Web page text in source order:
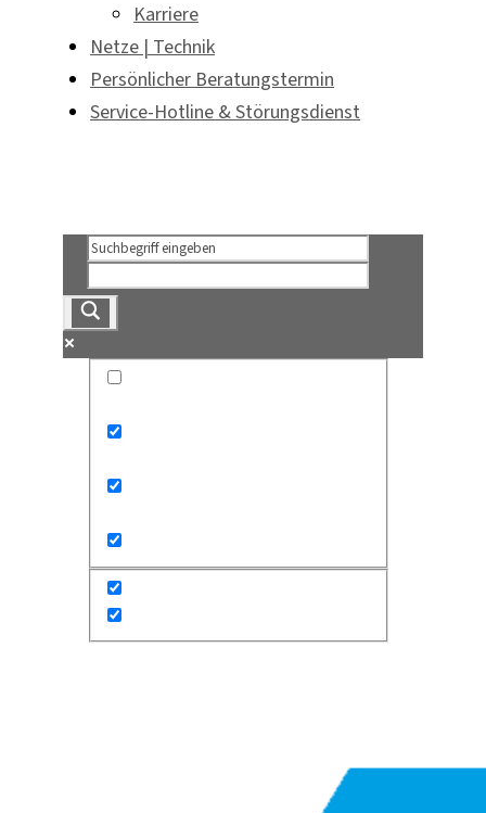
Karriere
Netze | Technik
Persönlicher Beratungstermin
Service-Hotline & Störungsdienst